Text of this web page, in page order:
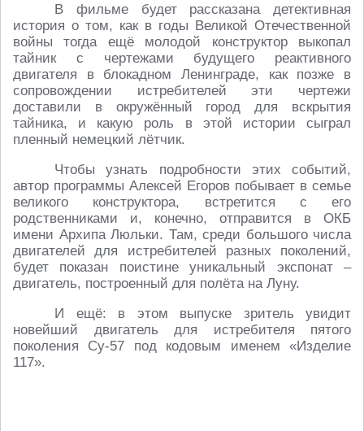
В фильме будет рассказана детективная
история о том, как в годы Великой Отечественной
войны тогда ещё молодой конструктор выкопал
тайник с чертежами будущего реактивного
двигателя в блокадном Ленинграде, как позже в
сопровождении истребителей эти чертежи
доставили в окружённый город для вскрытия
тайника, и какую роль в этой истории сыграл
пленный немецкий лётчик.
Чтобы узнать подробности этих событий,
автор программы Алексей Егоров побывает в семье
великого конструктора, встретится с его
родственниками и, конечно, отправится в ОКБ
имени Архипа Люльки. Там, среди большого числа
двигателей для истребителей разных поколений,
будет показан поистине уникальный экспонат –
двигатель, построенный для полёта на Луну.
И ещё: в этом выпуске зритель увидит
новейший двигатель для истребителя пятого
поколения Су-57 под кодовым именем «Изделие
117».